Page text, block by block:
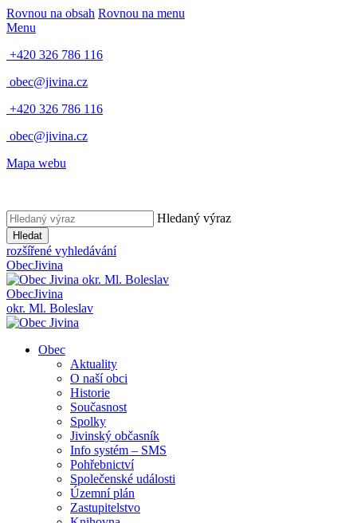
Rovnou na obsah Rovnou na menu
Menu
+420 326 786 116
obec@jivina.cz
+420 326 786 116
obec@jivina.cz
Mapa webu
Hledaný výraz
Hledat
rozšířené vyhledávání
ObecJivina
okr. Ml. Boleslav
ObecJivina
okr. Ml. Boleslav
Obec
Aktuality
O naší obci
Historie
Současnost
Spolky
Jivinský občasník
Info systém – SMS
Pohřebnictví
Společenské události
Územní plán
Zastupitelstvo